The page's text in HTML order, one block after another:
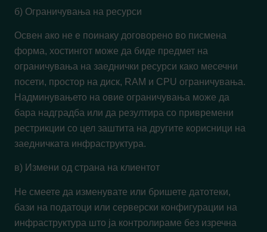
б) Ограничувања на ресурси
Освен ако не е поинаку договорено во писмена
форма, хостингот може да биде предмет на
ограничувања на заеднички ресурси како месечни
посети, простор на диск, RAM и CPU ограничувања.
Надминувањето на овие ограничувања може да
бара надградба или да резултира со привремени
рестрикции со цел заштита на другите корисници на
заедничката инфраструктура.
в) Измени од страна на клиентот
Не смеете да изменувате или бришете датотеки,
бази на податоци или серверски конфигурации на
инфраструктура што ја контролираме без изречна